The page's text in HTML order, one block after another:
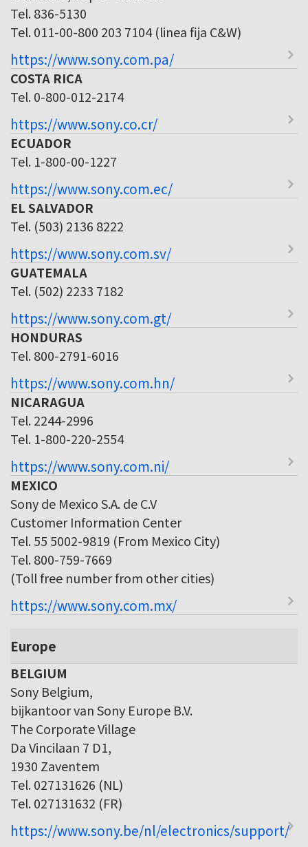
Tel. 836-5130
Tel. 011-00-800 203 7104 (linea fija C&W)
https://www.sony.com.pa/
COSTA RICA
Tel. 0-800-012-2174
https://www.sony.co.cr/
ECUADOR
Tel. 1-800-00-1227
https://www.sony.com.ec/
EL SALVADOR
Tel. (503) 2136 8222
https://www.sony.com.sv/
GUATEMALA
Tel. (502) 2233 7182
https://www.sony.com.gt/
HONDURAS
Tel. 800-2791-6016
https://www.sony.com.hn/
NICARAGUA
Tel. 2244-2996
Tel. 1-800-220-2554
https://www.sony.com.ni/
MEXICO
Sony de Mexico S.A. de C.V
Customer Information Center
Tel. 55 5002-9819 (From Mexico City)
Tel. 800-759-7669
(Toll free number from other cities)
https://www.sony.com.mx/
Europe
BELGIUM
Sony Belgium,
bijkantoor van Sony Europe B.V.
The Corporate Village
Da Vincilaan 7 D1,
1930 Zaventem
Tel. 027131626 (NL)
Tel. 027131632 (FR)
https://www.sony.be/nl/electronics/support/